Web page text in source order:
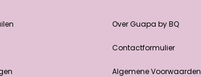
Over Guapa by BQ
Contactformulier
Algemene Voorwaarden